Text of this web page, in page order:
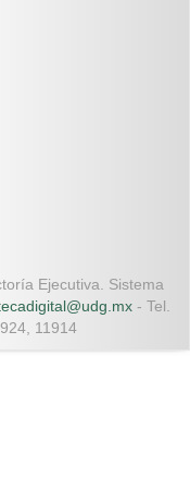
Ejecutiva. Sistema
- Tel.
11914